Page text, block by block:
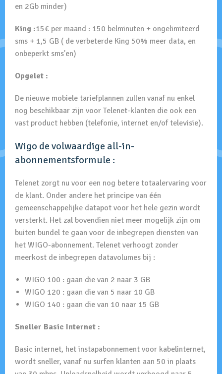
en 2Gb minder)
King :15€ per maand : 150 belminuten + ongelimiteerd
sms + 1,5 GB ( de verbeterde King 50% meer data, en
onbeperkt sms'en)
Opgelet :
De nieuwe mobiele tariefplannen zullen vanaf nu enkel
nog beschikbaar zijn voor Telenet-klanten die ook een
vast product hebben (telefonie, internet en/of televisie).
Wigo de volwaardige all-in-
abonnementsformule :
Telenet zorgt nu voor een nog betere totaalervaring voor
de klant. Onder andere het principe van één
gemeenschappelijke datapot voor het hele gezin wordt
versterkt. Het zal bovendien niet meer mogelijk zijn om
buiten bundel te gaan voor de inbegrepen diensten van
het WIGO-abonnement. Telenet verhoogt zonder
meerkost de inbegrepen datavolumes bij :
WIGO 100 : gaan die van 2 naar 3 GB
WIGO 120 : gaan die van 5 naar 10 GB
WIGO 140 : gaan die van 10 naar 15 GB
Sneller Basic Internet :
Basic internet, het instapabonnement voor kabelinternet,
wordt sneller, vanaf nu surfen klanten aan 50 in plaats